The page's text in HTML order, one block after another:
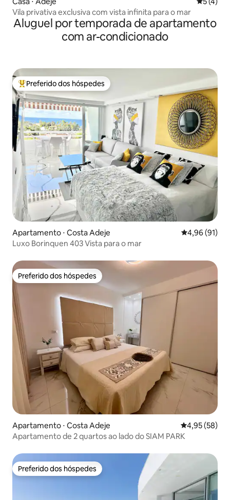
Vila privativa exclusiva com vista infinita para o mar
Aluguel por temporada de apartamento
com ar-condicionado
Entre os melhores preferidos dos hóspedes
Preferido dos hóspedes
Apartamento ⋅ Costa Adeje 4,96 de uma
4,96 (91)
Luxo Borinquen 403 Vista para o mar
Preferido dos hóspedes
Preferido dos hóspedes
Apartamento ⋅ Costa Adeje 4,95 de uma
4,95 (58)
Apartamento de 2 quartos ao lado do SIAM PARK
Preferido dos hóspedes
Preferido dos hóspedes